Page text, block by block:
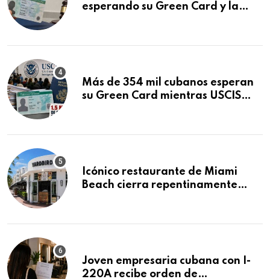
esperando su Green Card y la
Más de 354 mil cubanos esperan
su Green Card mientras USCIS
Icónico restaurante de Miami
Beach cierra repentinamente
Joven empresaria cubana con I-
220A recibe orden de